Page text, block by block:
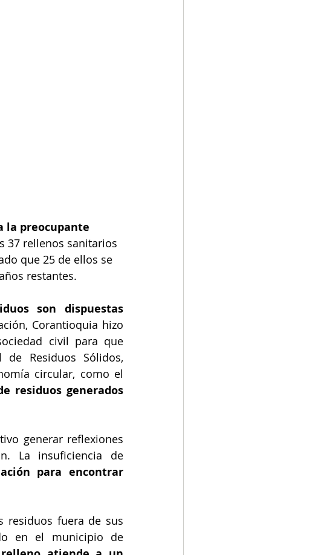
la preocupante
37 rellenos sanitarios
que 25 de ellos se
restantes.
son dispuestas
Corantioquia hizo
civil para que
Residuos Sólidos,
circular, como el
residuos generados
generar reflexiones
La insuficiencia de
para encontrar
residuos fuera de sus
en el municipio de